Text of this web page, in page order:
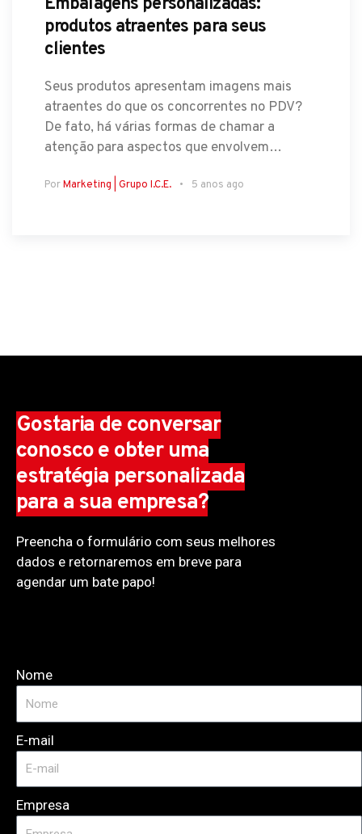
produtos atraentes para seus
clientes
Seus produtos apresentam imagens mais
atraentes do que os concorrentes no PDV?
De fato, há várias formas de chamar a
atenção para aspectos que envolvem…
PorMarketing | Grupo I.C.E. 5 anos ago
Gostaria de conversar
conosco e obter uma
estratégia personalizada
para a sua empresa?
Preencha o formulário com seus melhores
dados e retornaremos em breve para
agendar um bate papo!
Nome
E-mail
Empresa